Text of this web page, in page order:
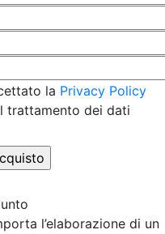
la Privacy Policy
trattamento dei dati
l’elaborazione di un